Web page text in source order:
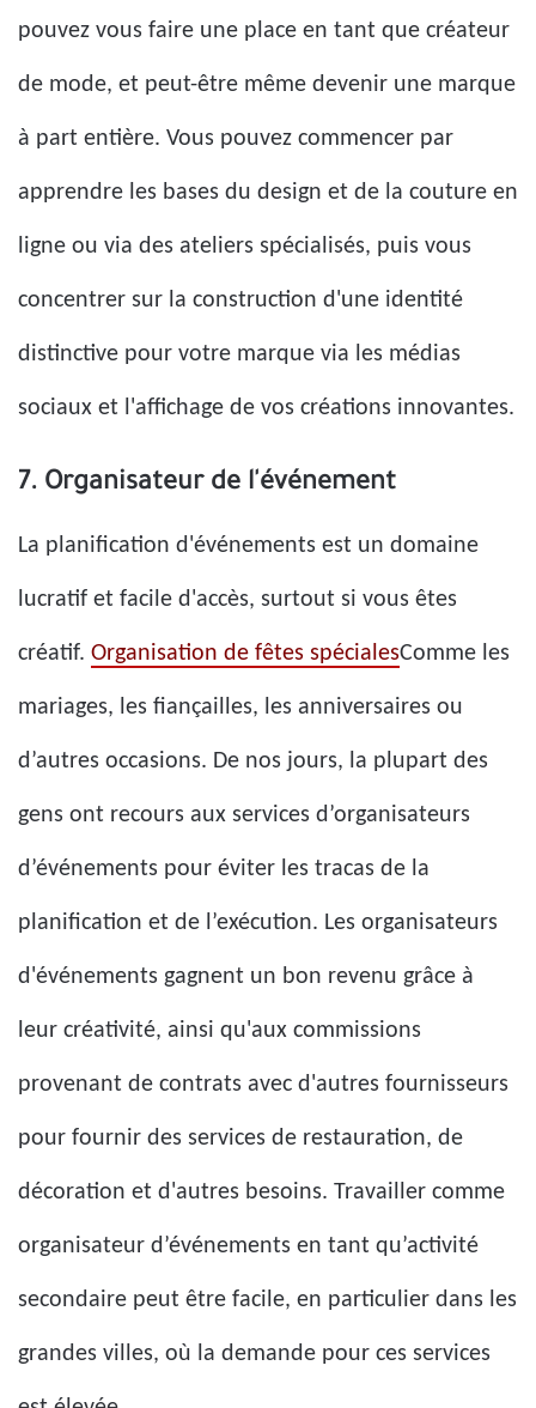
pouvez vous faire une place en tant que créateur
de mode, et peut-être même devenir une marque
à part entière. Vous pouvez commencer par
apprendre les bases du design et de la couture en
ligne ou via des ateliers spécialisés, puis vous
concentrer sur la construction d'une identité
distinctive pour votre marque via les médias
sociaux et l'affichage de vos créations innovantes.
7. Organisateur de l'événement
La planification d'événements est un domaine
lucratif et facile d'accès, surtout si vous êtes
créatif. Organisation de fêtes spécialesComme les
mariages, les fiançailles, les anniversaires ou
d’autres occasions. De nos jours, la plupart des
gens ont recours aux services d’organisateurs
d’événements pour éviter les tracas de la
planification et de l’exécution. Les organisateurs
d'événements gagnent un bon revenu grâce à
leur créativité, ainsi qu'aux commissions
provenant de contrats avec d'autres fournisseurs
pour fournir des services de restauration, de
décoration et d'autres besoins. Travailler comme
organisateur d’événements en tant qu’activité
secondaire peut être facile, en particulier dans les
grandes villes, où la demande pour ces services